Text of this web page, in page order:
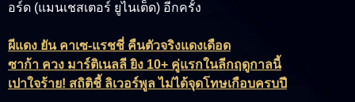
อร์ด (แมนเชสเตอร์ ยูไนเต็ด) อีกครั้ง
ผีแดง ยัน คาเซ-แรชชี่ คืนตัวจริงแดงเดือด
ซาก้า ควง มาร์ติเนลลี ยิง 10+ คู่แรกในลีกฤดูกาลนี้
เปาใจร้าย! สถิติชี้ ลิเวอร์พูล ไม่ได้จุดโทษเกือบครบปี